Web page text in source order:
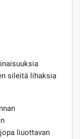
sileitä lihaksia
liuottavan